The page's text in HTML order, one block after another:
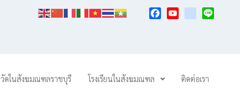
วัดในสังฆมณฑลราชบุรี โรงเรียนในสังฆมณฑล ติดต่อเรา